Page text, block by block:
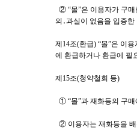
② “몰”은 이용자가 구매
의․과실이 없음을 입증
제14조(환급) “몰”은 이
에 환급하거나 환급에 필
제15조(청약철회 등)
① “몰”과 재화등의 구매
② 이용자는 재화등을 배